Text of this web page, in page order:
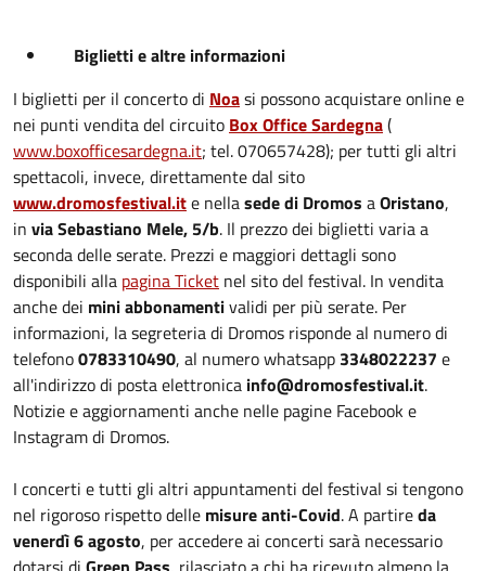
Biglietti e altre informazioni
I biglietti per il concerto di Noasi possono acquistare online e
nei punti vendita del circuito Box Office Sardegna(
www.boxofficesardegna.it; tel. 070657428); per tutti gli altri
spettacoli, invece, direttamente dal sito
www.dromosfestival.ite nellasede di Dromos aOristano,
in via Sebastiano Mele, 5/b. Il prezzo dei biglietti varia a
seconda delle serate. Prezzi e maggiori dettagli sono
disponibili alla pagina Ticket nel sito del festival. In vendita
anche dei mini abbonamentivalidi per più serate. Per
informazioni, la segreteria di Dromos risponde al numero di
telefono0783310490, al numero whatsapp 3348022237 e
all'indirizzo di posta elettronica info@dromosfestival.it.
Notizie e aggiornamenti anche nelle pagine Facebook e
Instagram di Dromos.
I concerti e tutti gli altri appuntamenti del festival si tengono
nel rigoroso rispetto delle misure anti-Covid. A partireda
venerdì 6 agosto, per accedere ai concerti sarà necessario